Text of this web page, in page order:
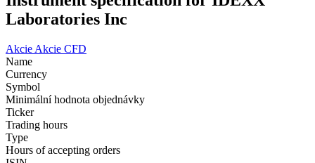
Laboratories Inc
Akcie Akcie CFD
Name
Currency
Symbol
Minimální hodnota objednávky
Ticker
Trading hours
Type
Hours of accepting orders